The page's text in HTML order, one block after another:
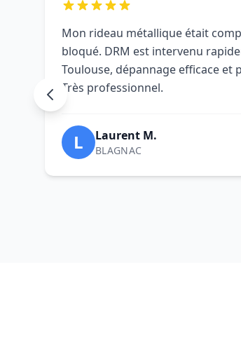
Mon rideau métallique était
bloqué. DRM est intervenu
Toulouse, dépannage efficace et
Très professionnel.
L Laurent M.
BLAGNAC